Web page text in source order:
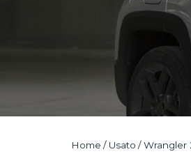
Home / Usato /Wrangler